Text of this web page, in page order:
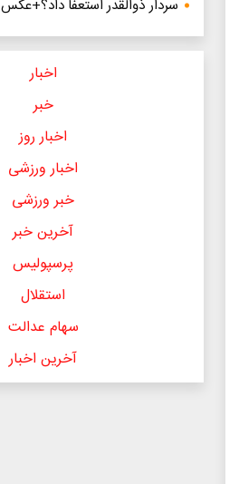
سردار ذوالقدر استعفا داد؟+عکس
اخبار
خبر
اخبار روز
اخبار ورزشی
خبر ورزشی
آخرین خبر
پرسپولیس
استقلال
سهام عدالت
آخرین اخبار